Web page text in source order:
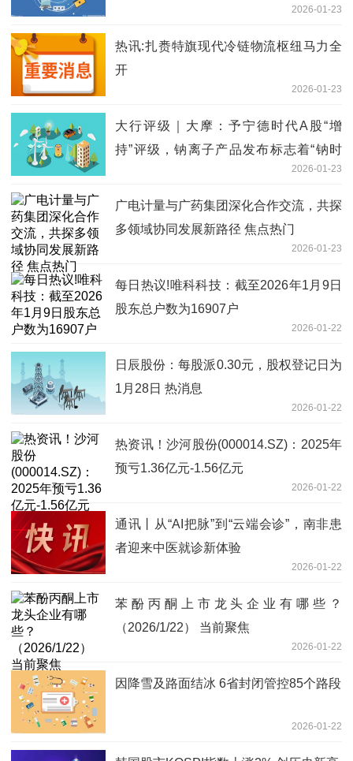
2026-01-23
热讯:扎赉特旗现代冷链物流枢纽马力全
开
2026-01-23
大行评级｜大摩：予宁德时代A股“增
持”评级，钠离子产品发布标志着“钠时
2026-01-23
广电计量与广药集团深化合作交流，共探
多领域协同发展新路径 焦点热门
2026-01-23
每日热议!唯科科技：截至2026年1月9日
股东总户数为16907户
2026-01-22
日辰股份：每股派0.30元，股权登记日为
1月28日 热消息
2026-01-22
热资讯！沙河股份(000014.SZ)：2025年
预亏1.36亿元-1.56亿元
2026-01-22
通讯丨从“AI把脉”到“云端会诊”，南非患
者迎来中医就诊新体验
2026-01-22
苯酚丙酮上市龙头企业有哪些？
（2026/1/22） 当前聚焦
2026-01-22
因降雪及路面结冰 6省封闭管控85个路段
2026-01-22